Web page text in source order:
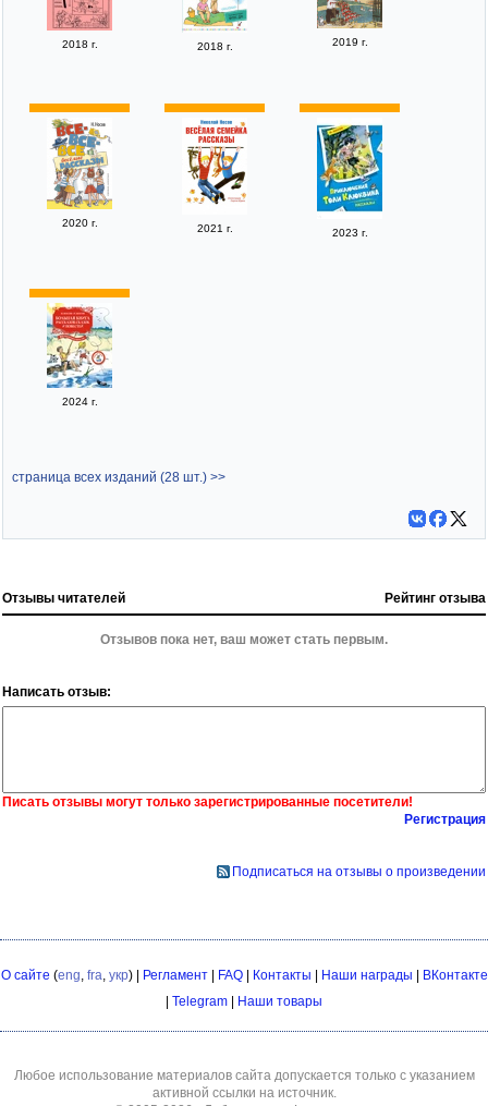
2018 г. 2018 г. 2019 г.
2020 г. 2021 г. 2023 г.
2024 г.
страница всех изданий (28 шт.) >>
Отзывы читателей Рейтинг отзыва
Отзывов пока нет, ваш может стать первым.
Написать отзыв:
Писать отзывы могут только зарегистрированные посетители!
Регистрация
Подписаться на отзывы о произведении
О сайте (eng fra укр) | Регламент| FAQ| Контакты | Наши награды | ВКонтакте
| Telegram | Наши товары
Любое использование материалов сайта допускается только с указанием
активной ссылки на источник.